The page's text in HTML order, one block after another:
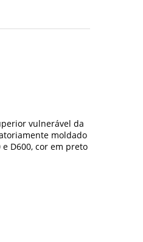
vulnerável da
moldado
D600, cor em preto